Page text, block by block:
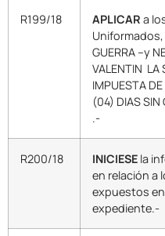
R199/18 APLICAR a
Uniformados,
GUERRA –y
VALENTIN LA
IMPUESTA
(04) DIAS SIN
.-
R200/18 INICIESE la
en relación a
expuestos
expediente.-